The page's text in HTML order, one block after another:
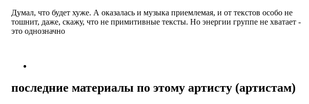
Думал, что будет хуже. А оказалась и музыка приемлемая, и от текстов особо не
тошнит, даже, скажу, что не примитивные тексты. Но энергии группе не хватает -
это однозначно
последние материалы по этому артисту (артистам)